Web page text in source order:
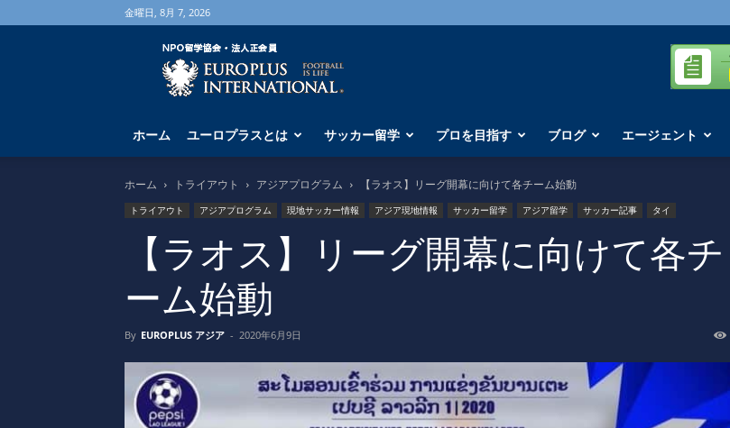
金曜日, 8月 7, 2026
海
外
サ
ー
学
な
ら
ユ
ー
プ
ラ
ス
ホーム ユーロプラスとは サッカー留学 プロを目指す ブログ エージェント
ホーム トライアウト アジアプログラム 【ラオス】リーグ開幕に向けて各チーム始動
トライアウト アジアプログラム 現地サッカー情報 アジア現地情報 サッカー留学 アジア留学 サッカー記事 タイ
【ラオス】リーグ開幕に向けて各チ
ーム始動
By EUROPLUS アジア - 2020年6月9日